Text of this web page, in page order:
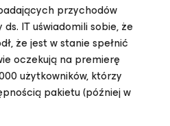
przychodów
IT uświadomili sobie, że
że jest w stanie spełnić
oczekują na premierę
użytkowników, którzy
pakietu (później w